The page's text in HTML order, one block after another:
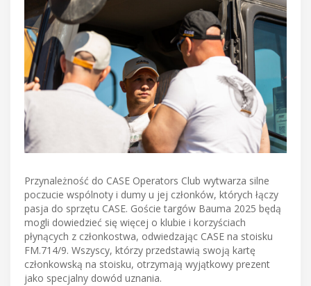
Przynależność do CASE Operators Club wytwarza silne
poczucie wspólnoty i dumy u jej członków, których łączy
pasja do sprzętu CASE. Goście targów Bauma 2025 będą
mogli dowiedzieć się więcej o klubie i korzyściach
płynących z członkostwa, odwiedzając CASE na stoisku
FM.714/9. Wszyscy, którzy przedstawią swoją kartę
członkowską na stoisku, otrzymają wyjątkowy prezent
jako specjalny dowód uznania.